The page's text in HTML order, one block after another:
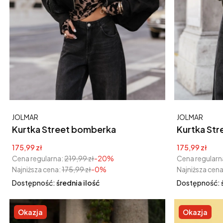
Kurtka Street bomberka
czarna
Producent
JOLMAR
Cena promocyjna
175,99 zł
Cena regularna:219,99 zł-20%
Najniższa cena:175,99 zł-0%
Dostępność: średnia ilość
Kurtka Street
Producent
JOLMAR
Cena
175,99 zł
Cena
Najniższa
Dostępność:
Okazja Okazja